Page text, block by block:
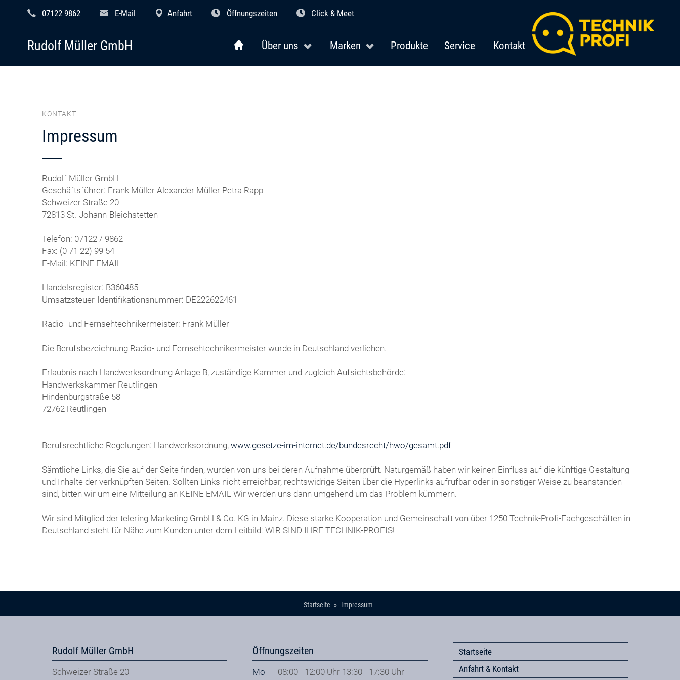
07122 9862 E-Mail Anfahrt Öffnungszeiten Click & Meet
Über uns Marken Produkte Service Kontakt
Rudolf Müller GmbH
KONTAKT
Impressum
Rudolf Müller GmbH
Geschäftsführer: Frank Müller Alexander Müller Petra Rapp
Schweizer Straße 20
72813 St.-Johann-Bleichstetten
Telefon: 07122 / 9862
Fax: (0 71 22) 99 54
E-Mail: KEINE EMAIL
Handelsregister: B360485
Umsatzsteuer-Identifikationsnummer: DE222622461
Radio- und Fernsehtechnikermeister: Frank Müller
Die Berufsbezeichnung Radio- und Fernsehtechnikermeister wurde in Deutschland verliehen.
Erlaubnis nach Handwerksordnung Anlage B, zuständige Kammer und zugleich Aufsichtsbehörde:
Handwerkskammer Reutlingen
Hindenburgstraße 58
72762 Reutlingen
Berufsrechtliche Regelungen: Handwerksordnung,www.gesetze-im-internet.de/bundesrecht/hwo/gesamt.pdf
Sämtliche Links, die Sie auf der Seite finden, wurden von uns bei deren Aufnahme überprüft. Naturgemäß haben wir keinen Einfluss auf die künftige Gestaltung
und Inhalte der verknüpften Seiten. Sollten Links nicht erreichbar, rechtswidrige Seiten über die Hyperlinks aufrufbar oder in sonstiger Weise zu beanstanden
sind, bitten wir um eine Mitteilung an KEINE EMAIL Wir werden uns dann umgehend um das Problem kümmern.
Wir sind Mitglied der telering Marketing GmbH & Co. KG in Mainz. Diese starke Kooperation und Gemeinschaft von über 1250 Technik-Profi-Fachgeschäften in
Deutschland steht für Nähe zum Kunden unter dem Leitbild: WIR SIND IHRE TECHNIK-PROFIS!
Startseite Impressum
Rudolf Müller GmbH
Schweizer Straße 20
Öffnungszeiten
Mo
08:00 - 12:00 Uhr 13:30 - 17:30 Uhr
Startseite
Anfahrt & Kontakt